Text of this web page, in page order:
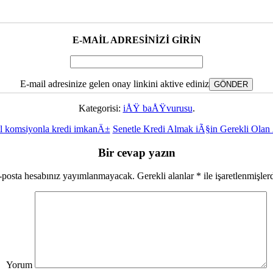
E-MAİL ADRESİNİZİ GİRİN
E-mail adresinize gelen onay linkini aktive ediniz
Kategorisi: iÅŸ baÅŸvurusu.
komsiyonla kredi imkanÄ± Senetle Kredi Almak iÃ§in Gerekli Olan
Bir cevap yazın
hesabınız yayımlanmayacak. Gerekli alanlar * ile
Yorum